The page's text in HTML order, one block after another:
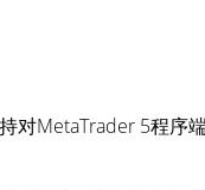
对MetaTrader 5程序